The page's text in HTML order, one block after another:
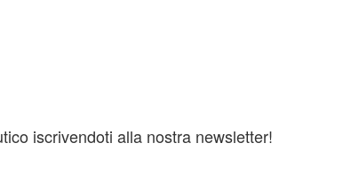
iscrivendoti alla nostra newsletter!